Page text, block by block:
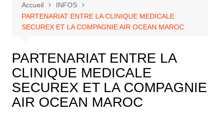
Accueil
INFOS
PARTENARIAT ENTRE LA CLINIQUE MEDICALE
SECUREX ET LA COMPAGNIE AIR OCEAN MAROC
PARTENARIAT ENTRE LA
CLINIQUE MEDICALE
SECUREX ET LA COMPAGNIE
AIR OCEAN MAROC